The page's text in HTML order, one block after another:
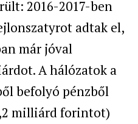
2016-2017-ben
adtak el,
már jóval
A hálózatok a
befolyó pénzből
milliárd forintot)